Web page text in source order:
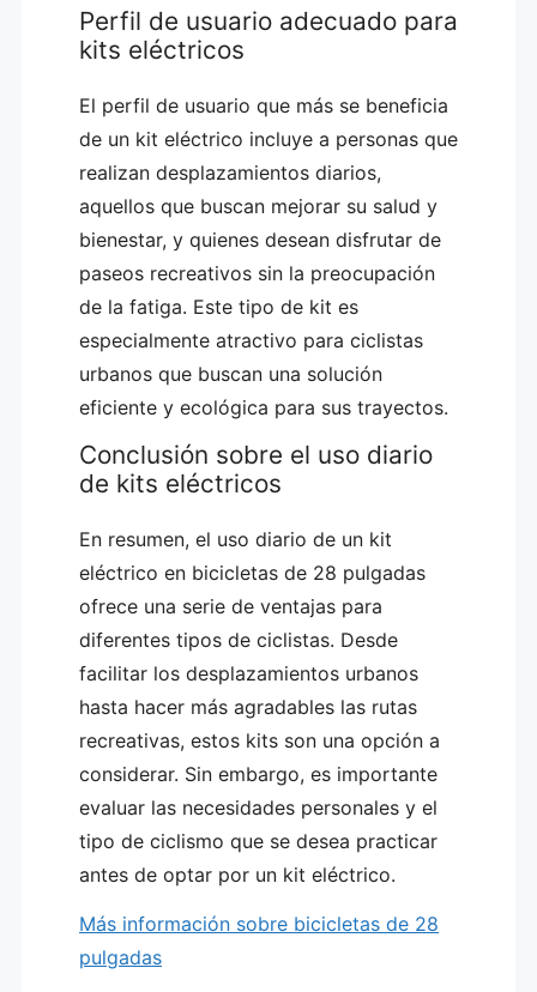
Perfil de usuario adecuado para
kits eléctricos
El perfil de usuario que más se beneficia
de un kit eléctrico incluye a personas que
realizan desplazamientos diarios,
aquellos que buscan mejorar su salud y
bienestar, y quienes desean disfrutar de
paseos recreativos sin la preocupación
de la fatiga. Este tipo de kit es
especialmente atractivo para ciclistas
urbanos que buscan una solución
eficiente y ecológica para sus trayectos.
Conclusión sobre el uso diario
de kits eléctricos
En resumen, el uso diario de un kit
eléctrico en bicicletas de 28 pulgadas
ofrece una serie de ventajas para
diferentes tipos de ciclistas. Desde
facilitar los desplazamientos urbanos
hasta hacer más agradables las rutas
recreativas, estos kits son una opción a
considerar. Sin embargo, es importante
evaluar las necesidades personales y el
tipo de ciclismo que se desea practicar
antes de optar por un kit eléctrico.
Más información sobre bicicletas de 28
pulgadas